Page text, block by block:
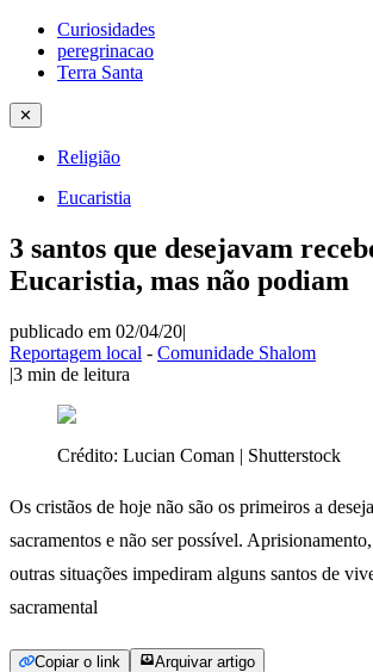
Curiosidades
peregrinacao
Terra Santa
✕
Religião
Eucaristia
3 santos que desejavam
Eucaristia, mas não podiam
publicado em 02/04/20|
Reportagem local - Comunidade Shalom
|3 min de leitura
Crédito: Lucian Coman | Shutterstock
Os cristãos de hoje não são os primeiros a
sacramentos e não ser possível.
outras situações impediram alguns santos de
sacramental
Copiar o link Arquivar artigo